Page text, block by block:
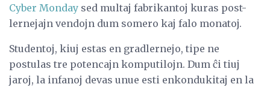
Cyber ​​Monday sed multaj fabrikantoj kuras post-
lernejajn vendojn dum somero kaj falo monatoj.
Studentoj, kiuj estas en gradlernejo, tipe ne
postulas tre potencajn komputilojn. Dum ĉi tiuj
jaroj, la infanoj devas unue esti enkondukitaj en la